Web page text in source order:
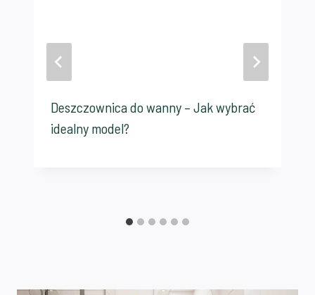
Deszczownica do wanny – Jak wybrać
idealny model?